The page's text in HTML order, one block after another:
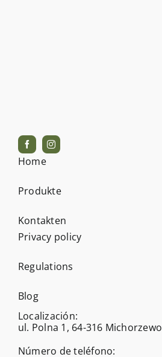
Home
Produkte
Kontakten
Privacy policy
Regulations
Blog
Localización:
ul. Polna 1, 64-316 Michorzewo
Número de teléfono: